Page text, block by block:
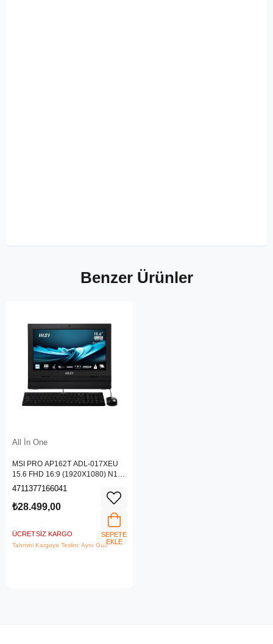
Benzer Ürünler
All İn One
MSI PRO AP162T ADL-017XEU
15.6 FHD 16:9 (1920X1080) N100
4GB DDR4 256GB SSD DOS AIO
4711377166041
₺28.499,00
ÜCRETSIZ KARGO
Tahmini Kargoya Teslim: Aynı Gün
SEPETE
EKLE